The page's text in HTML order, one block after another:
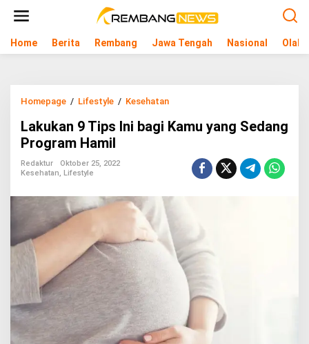
t
Home Berita Rembang Jawa Tengah Nasional
Homepage / Lifestyle / Kesehatan
k
p
s
I
i
K
Lakukan 9 Tips Ini bagi Kamu yang Sedang
Program Hamil
Redaktur
Oktober 25, 2022
Kesehatan, Lifestyle